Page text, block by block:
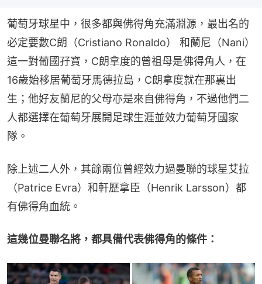
葡萄牙球星中，很多都與佛得角充滿淵源，最出名的
必定要數C朗（Cristiano Ronaldo） 和蘭尼（Nani）
這一對葡國孖寶，C朗拿度的曾祖母是佛得角人，在
16歲始移居葡萄牙馬德拉島，C朗拿度就在那裏出
生；他好友蘭尼的父母亦是來自佛得角，不過他們二
人都選擇在葡萄牙展開足球生涯並效力葡萄牙國家
隊。
除上述二人外，其餘兩位曾經效力過曼聯的球星艾拉
（Patrice Evra）和軒歷拿臣（Henrik Larsson）都
有佛得角血統。
這幾位曼聯名將，都具備代表佛得角的條件：